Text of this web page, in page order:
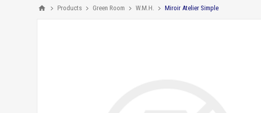
Products Green Room W.M.H. Miroir Atelier Simple